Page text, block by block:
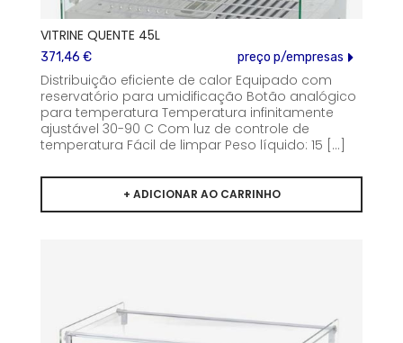
VITRINE QUENTE 45L
371,46 € preço p/empresas
Distribuição eficiente de calor Equipado com
reservatório para umidificação Botão analógico
para temperatura Temperatura infinitamente
ajustável 30-90 C Com luz de controle de
temperatura Fácil de limpar Peso líquido: 15 [...]